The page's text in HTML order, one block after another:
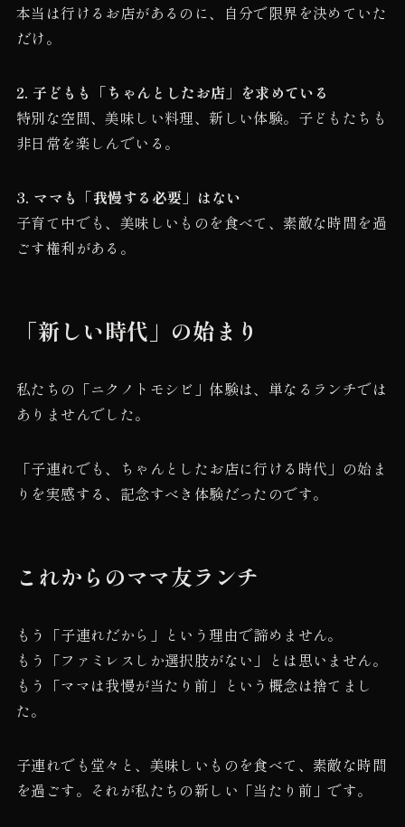
本当は行けるお店があるのに、自分で限界を決めていた
だけ。
2. 子どもも「ちゃんとしたお店」を求めている
特別な空間、美味しい料理、新しい体験。子どもたちも
非日常を楽しんでいる。
3. ママも「我慢する必要」はない
子育て中でも、美味しいものを食べて、素敵な時間を過
ごす権利がある。
「新しい時代」の始まり
私たちの「ニクノトモシビ」体験は、単なるランチでは
ありませんでした。
「子連れでも、ちゃんとしたお店に行ける時代」の始ま
りを実感する、記念すべき体験だったのです。
これからのママ友ランチ
もう「子連れだから」という理由で諦めません。
もう「ファミレスしか選択肢がない」とは思いません。
もう「ママは我慢が当たり前」という概念は捨てまし
た。
子連れでも堂々と、美味しいものを食べて、素敵な時間
を過ごす。それが私たちの新しい「当たり前」です。